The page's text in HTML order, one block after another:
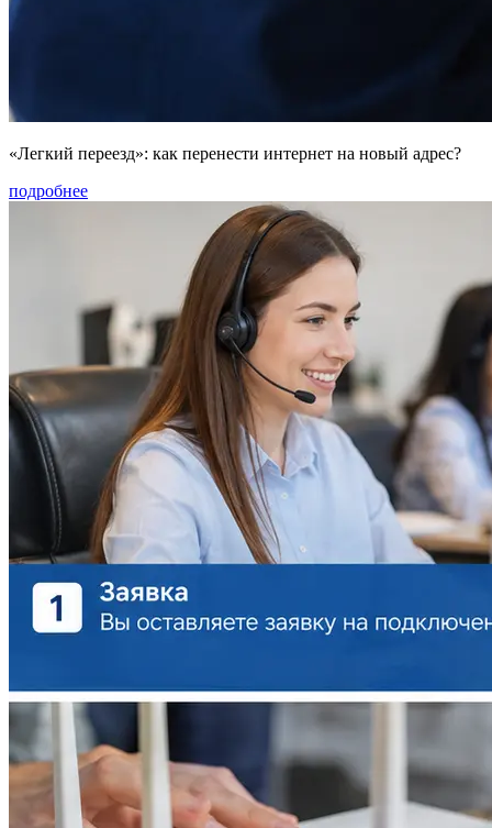
«Легкий переезд»: как перенести интернет на новый адрес?
подробнее